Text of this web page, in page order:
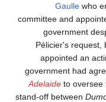
Gaullewho
committee and
government
Pélicier's
appointed an
government had
Adelaideto
stand-off between